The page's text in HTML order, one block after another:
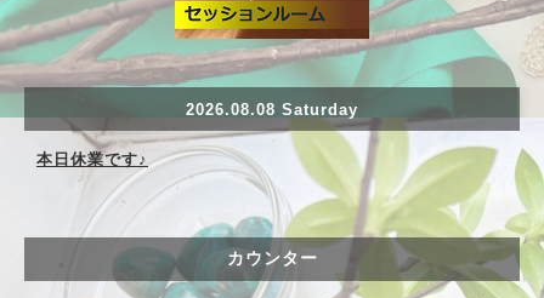
2026.08.08 Saturday
本日休業です♪
カウンター